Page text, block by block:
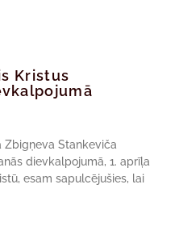
Kristus
Zbigņeva Stankeviča
dievkalpojumā, 1. aprīļa
esam sapulcējušies, lai